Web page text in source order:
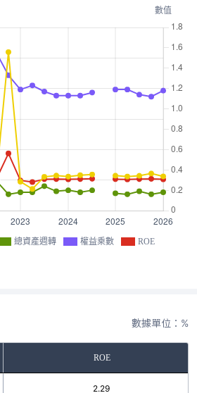
總資產週轉 權益乘數 ROE
數據單位：%
ROE
2.29